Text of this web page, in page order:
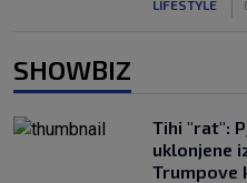
LIFESTYLE
SHOWBIZ
Tihi "rat":
uklonjene
Trumpove